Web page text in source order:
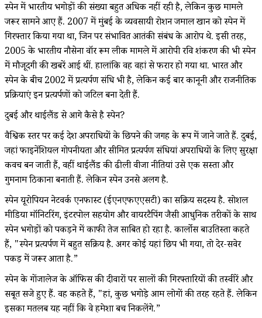
स्पेन में भारतीय भगोड़ों की संख्या बहुत अधिक नहीं रही है, लेकिन कुछ मामले
जरूर सामने आए हैं. 2007 में मुंबई के व्यवसायी रोशन जमाल खान को स्पेन में
गिरफ्तार किया गया था, जिन पर संभावित आतंकी संबंध के आरोप थे. इसी तरह,
2005 के भारतीय नौसेना वॉर रूम लीक मामले में आरोपी रवि शंकरण की भी स्पेन
में मौजूदगी की खबरें आई थीं. हालांकि वह वहां से फरार हो गया था. भारत और
स्पेन के बीच 2002 में प्रत्यर्पण संधि भी है, लेकिन कई बार कानूनी और राजनीतिक
प्रक्रियाएं इन प्रत्यर्पणों को जटिल बना देती हैं.
दुबई और थाईलैंड से आगे कैसे है स्पेन?
वैश्विक स्तर पर कई देश अपराधियों के छिपने की जगह के रूप में जाने जाते हैं. दुबई,
जहां फाइनेंशियल गोपनीयता और सीमित प्रत्यर्पण संधियां अपराधियों के लिए सुरक्षा
कवच बन जाती हैं, वहीं थाईलैंड की ढीली वीजा नीतियां उसे एक सस्ता और
गुमनाम ठिकाना बनाती हैं. लेकिन स्पेन उनसे अलग है.
स्पेन यूरोपियन नेटवर्क एनफास्ट (ईएनएफएएसटी) का सक्रिय सदस्य है. सोशल
मीडिया मॉनिटरिंग, इंटरपोल सहयोग और वायरटैपिंग जैसी आधुनिक तरीकों के साथ
स्पेन भगोड़ों को पकड़ने में काफी तेज साबित हो रहा है. कार्लोस बाउतिस्ता कहते
हैं, "स्पेन प्रत्यर्पण में बहुत सक्रिय है. अगर कोई यहां छिप भी गया, तो देर-सवेर
पकड़ में जरूर आता है.”
स्पेन के गोंजालेज के ऑफिस की दीवारों पर सालों की गिरफ्तारियों की तस्वीरें और
सबूत सजे हुए हैं. वह कहते हैं, "हां, कुछ भगोड़े आम लोगों की तरह रहते हैं. लेकिन
इसका मतलब यह नहीं कि वे हमेशा बच निकलेंगे.”